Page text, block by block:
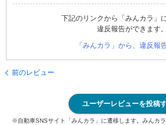
下記のリンクから「みんカラ」
違反報告ができます。
「みんカラ」から、違反報
前のレビュー
ユーザーレビューを投稿
※自動車SNSサイト「みんカラ」に遷移します。みんカ